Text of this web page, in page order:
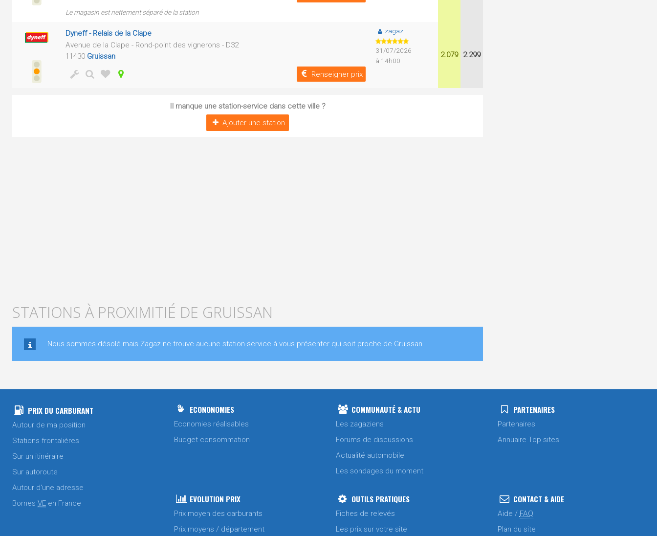
Le magasin est nettement séparé de la station
Dyneff - Relais de la Clape
Avenue de la Clape - Rond-point des vignerons - D32
11430 Gruissan
Renseigner prix
zagaz
31/07/2026
à 14h00
2.079 2.299
Il manque une station-service dans cette ville ?
Ajouter une station
STATIONS À PROXIMITIÉ DE GRUISSAN
Nous sommes désolé mais Zagaz ne trouve aucune station-service à vous présenter qui soit proche de Gruissan..
PRIX DU CARBURANT
Autour de ma position
Stations frontalières
Sur un itinéraire
Sur autoroute
Autour d'une adresse
Bornes VE en France
ECONONOMIES
Economies réalisables
Budget consommation
COMMUNAUTÉ & ACTU
Les zagaziens
Forums de discussions
Actualité automobile
Les sondages du moment
PARTENAIRES
Partenaires
Annuaire Top sites
EVOLUTION PRIX
Prix moyen des carburants
Prix moyens / département
OUTILS PRATIQUES
Fiches de relevés
Les prix sur votre site
CONTACT & AIDE
Aide / FAQ
Plan du site